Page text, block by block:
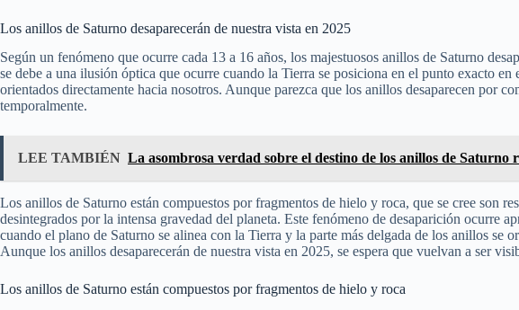
Los anillos de Saturno desaparecerán de nuestra vista en 2025
Según un fenómeno que ocurre cada 13 a 16 años, los majestuosos anillos de Saturno
se debe a una ilusión óptica que ocurre cuando la Tierra se posiciona en el punto exacto en
orientados directamente hacia nosotros. Aunque parezca que los anillos desaparecen por
temporalmente.
LEE TAMBIÉN La asombrosa verdad sobre el destino de los anillos de Saturno
Los anillos de Saturno están compuestos por fragmentos de hielo y roca, que se cree son
desintegrados por la intensa gravedad del planeta. Este fenómeno de desaparición ocurre
cuando el plano de Saturno se alinea con la Tierra y la parte más delgada de los anillos se
Aunque los anillos desaparecerán de nuestra vista en 2025, se espera que vuelvan a ser
Los anillos de Saturno están compuestos por fragmentos de hielo y roca